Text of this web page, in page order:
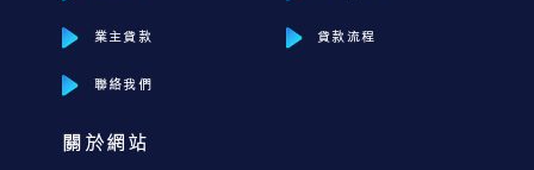
業主貸款 貸款流程
聯絡我們
關於網站